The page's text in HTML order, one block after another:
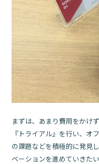
まずは、あまり費用をかけ
『トライアル』を行い、オ
の課題などを積極的に発見
ベーションを進めていきた